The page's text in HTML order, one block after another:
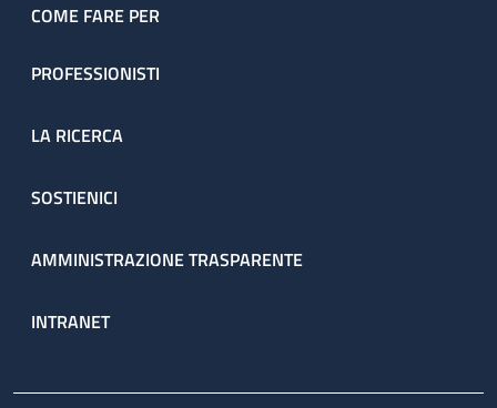
COME FARE PER
PROFESSIONISTI
LA RICERCA
SOSTIENICI
AMMINISTRAZIONE TRASPARENTE
INTRANET